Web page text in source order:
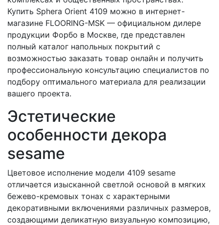
Купить Sphera Orient 4109 можно в интернет-
магазине FLOORING-MSK — официальном дилере
продукции Форбо в Москве, где представлен
полный каталог напольных покрытий с
возможностью заказать товар онлайн и получить
профессиональную консультацию специалистов по
подбору оптимального материала для реализации
вашего проекта.
Эстетические
особенности декора
sesame
Цветовое исполнение модели 4109 sesame
отличается изысканной светлой основой в мягких
бежево-кремовых тонах с характерными
декоративными включениями различных размеров,
создающими деликатную визуальную композицию,